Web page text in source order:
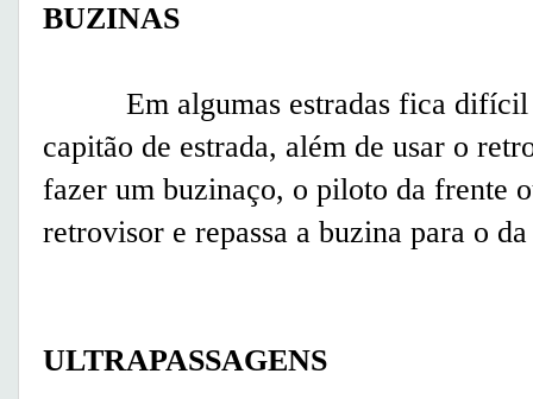
BUZINAS
Em algumas estradas fica difícil
capitão de estrada, além de usar o
fazer um buzinaço, o piloto da frente
retrovisor e repassa a buzina para o
ULTRAPASSAGENS